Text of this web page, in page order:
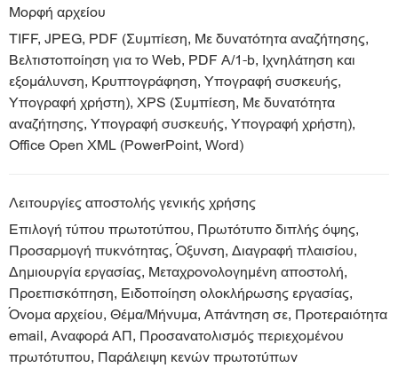
Μορφή αρχείου
TIFF, JPEG, PDF (Συμπίεση, Με δυνατότητα αναζήτησης,
Βελτιστοποίηση για το Web, PDF A/1-b, Ιχνηλάτηση και
εξομάλυνση, Κρυπτογράφηση, Υπογραφή συσκευής,
Υπογραφή χρήστη), XPS (Συμπίεση, Με δυνατότητα
αναζήτησης, Υπογραφή συσκευής, Υπογραφή χρήστη),
Office Open XML (PowerPoint, Word)
Λειτουργίες αποστολής γενικής χρήσης
Επιλογή τύπου πρωτοτύπου, Πρωτότυπο διπλής όψης,
Προσαρμογή πυκνότητας, Όξυνση, Διαγραφή πλαισίου,
Δημιουργία εργασίας, Μεταχρονολογημένη αποστολή,
Προεπισκόπηση, Ειδοποίηση ολοκλήρωσης εργασίας,
Όνομα αρχείου, Θέμα/Μήνυμα, Απάντηση σε, Προτεραιότητα
email, Αναφορά ΑΠ, Προσανατολισμός περιεχομένου
πρωτότυπου, Παράλειψη κενών πρωτοτύπων